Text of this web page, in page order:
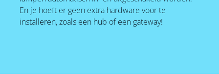
En je hoeft er geen extra hardware voor te
installeren, zoals een hub of een gateway!